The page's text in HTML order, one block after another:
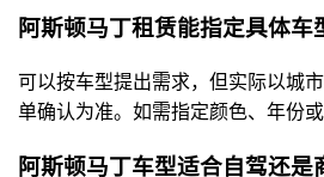
阿斯顿马丁租赁能指定具体车
可以按车型提出需求，但实际以城
单确认为准。如需指定颜色、年份
阿斯顿马丁车型适合自驾还是